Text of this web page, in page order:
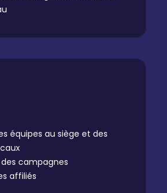
équipes au siège et des
campagnes
affiliés